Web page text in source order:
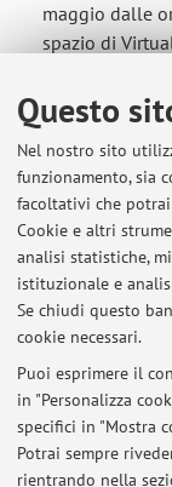
Questo
Nel nostro sito
funzionamento, sia
facoltativi che
Cookie e altri
analisi statistiche,
istituzionale e
Se chiudi questo
cookie necessari.
Puoi esprimere il
in "Personalizza
specifici in "Mostra
Potrai sempre
rientrando nella
maggio dalle
spazio di
formato .pdf
Gli studenti
frequenza
del
La pagina del
riporta per
specifica
almeno i due
sostenere la
sono in realtà
Pubblicato il: 06